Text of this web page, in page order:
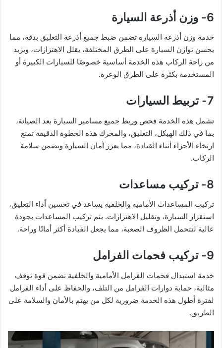
6- وزن أذرعة السيارة
خدمة وزن أذرعة السيارة تضمن ضبط جميع أذرعة التعليق بدقة، مما
يحسن توازن السيارة على الطرق المختلفة، يقلل الاهتزازات، ويزيد
من راحة الركاب هذه الخدمة أساسية خصوصًا للسيارات الكبيرة أو
المستخدمة بكثرة على الطرق الوعرة.
7- تربيط السيارات
تشمل هذه الخدمة فحص وربط جميع مسامير السيارة بعد الصيانة،
بما في ذلك الهيكل، التعليق، والمحرك هذه الخطوة الدقيقة تمنع
ارتخاء الأجزاء أثناء القيادة، مما يعزز أمان السيارة ويضمن سلامة
الركاب.
8- تركيب مساعدات
تركيب المساعدات الأمامية والخلفية يساعد في تحسين أداء التعليق،
استقرار السيارة، وتقليل الاهتزازات. يتم تركيب المساعدات بجودة
عالية لتتحمل الظروف الصعبة، مما يجعل القيادة أكثر أمانًا وراحة.
9- تركيب فحمات الفرامل
خدمة استبدال فحمات الفرامل الأمامية والخلفية تضمن قوة توقف
مثالية، حماية دوارات الفرامل من التلف، والحفاظ على أداء الفرامل
لفترة أطول هذه الخدمة ضرورية لكل من يهتم بالأمان والسلامة على
الطريق.